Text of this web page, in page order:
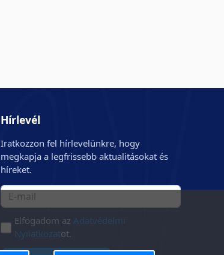
Hírlevél
Iratkozzon fel hírlevelünkre, hogy
megkapja a legfrissebb aktualitásokat és
híreket.
Elfogadom az Adatvédelmi
Nyilatkozatot.